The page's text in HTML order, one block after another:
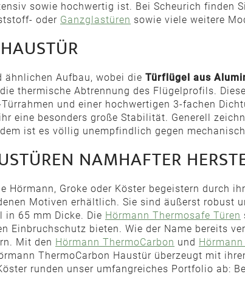
sowie hochwertig ist. Bei Scheurich finden
oder Ganzglastüren sowie viele weitere
ähnlichen Aufbau, wobei die Türflügel aus
thermische Abtrennung des Flügelprofils.
und einer hochwertigen 3-fachen
eine besonders große Stabilität. Generell
ist es völlig unempfindlich gegen
NAMHAFTER
Groke oder Köster begeistern durch
Motiven erhältlich. Sie sind äußerst robust
in 65 mm Dicke. Die Hörmann Thermosafe Türen
Einbruchschutz bieten. Wie der Name bereits
Mit den Hörmann ThermoCarbon und
ThermoCarbon Haustür überzeugt mit
runden unser umfangreiches Portfolio ab: